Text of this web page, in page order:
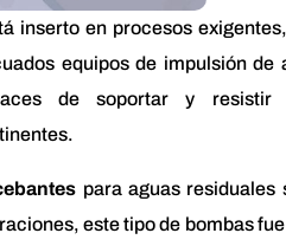
inserto en procesos
equipos de impulsión de
de soportar y resistir
para aguas residuales
este tipo de bombas